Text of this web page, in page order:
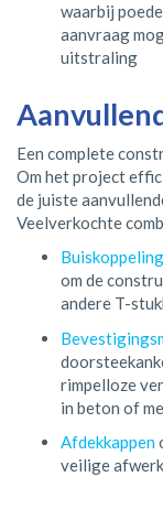
waarbij
aanvraag
uitstraling
Een complete
Om het project
de juiste
Veelverkochte
om de
andere T-
rimpelloze
in beton of
Afdekkappen
veilige